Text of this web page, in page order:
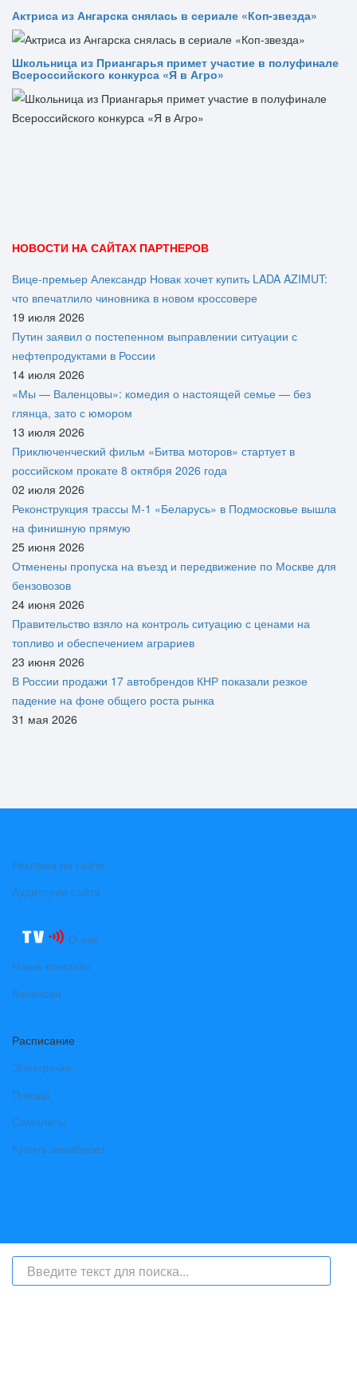
Актриса из Ангарска снялась в сериале «Коп-звезда»
Школьница из Приангарья примет участие в полуфинале
Всероссийского конкурса «Я в Агро»
НОВОСТИ НА САЙТАХ ПАРТНЕРОВ
Вице‑премьер Александр Новак хочет купить LADA AZIMUT:
что впечатлило чиновника в новом кроссовере
19 июля 2026
Путин заявил о постепенном выправлении ситуации с
нефтепродуктами в России
14 июля 2026
«Мы — Валенцовы»: комедия о настоящей семье — без
глянца, зато с юмором
13 июля 2026
Приключенческий фильм «Битва моторов» стартует в
российском прокате 8 октября 2026 года
02 июля 2026
Реконструкция трассы М-1 «Беларусь» в Подмосковье вышла
на финишную прямую
25 июня 2026
Отменены пропуска на въезд и передвижение по Москве для
бензовозов
24 июня 2026
Правительство взяло на контроль ситуацию с ценами на
топливо и обеспечением аграриев
23 июня 2026
В России продажи 17 автобрендов КНР показали резкое
падение на фоне общего роста рынка
31 мая 2026
Реклама на сайте
Аудитория сайта
О нас
Наши контакты
Вакансии
Расписание
Электрички
Поезда
Самолеты
Купить авиабилет